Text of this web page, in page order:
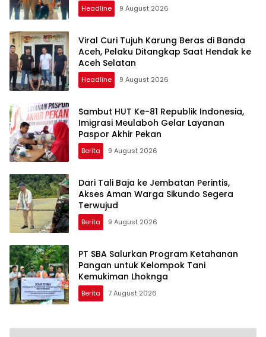
Headline 9 August 2026
Viral Curi Tujuh Karung Beras di Banda
Aceh, Pelaku Ditangkap Saat Hendak ke
Aceh Selatan
Headline 9 August 2026
Sambut HUT Ke-81 Republik Indonesia,
Imigrasi Meulaboh Gelar Layanan
Paspor Akhir Pekan
Berita 9 August 2026
Dari Tali Baja ke Jembatan Perintis,
Akses Aman Warga Sikundo Segera
Terwujud
Berita 9 August 2026
PT SBA Salurkan Program Ketahanan
Pangan untuk Kelompok Tani
Kemukiman Lhoknga
Berita 7 August 2026